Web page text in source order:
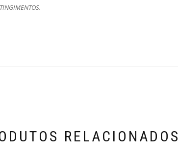
RELACIONADOS